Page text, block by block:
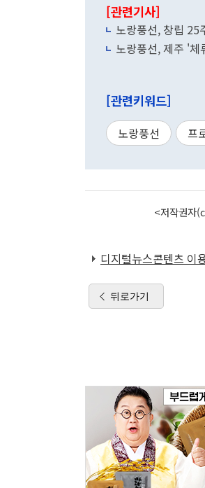
[관련기사]
노랑풍선, 창립 25
노랑풍선, 제주 '
[관련키워드]
노랑풍선 프
<저작권자
디지털뉴스콘텐츠 이
뒤로가기